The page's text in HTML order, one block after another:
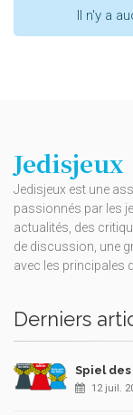
Il n'y a
Jedisjeux
Jedisjeux est une
passionnés par les
actualités, des
de discussion, une
avec les principales
Derniers
Spiel
12 juil.